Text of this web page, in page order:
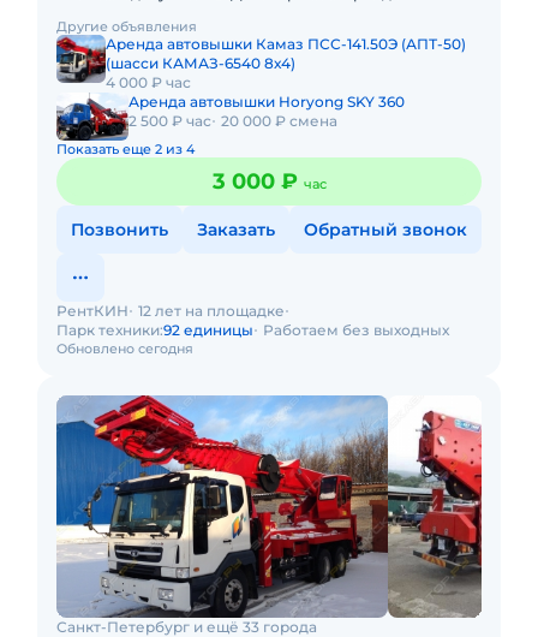
Другие объявления
Аренда автовышки Камаз ПСС-141.50Э (АПТ-50)
(шасси КАМАЗ-6540 8х4)
4 000 ₽ час
Аренда автовышки Horyong SKY 360
2 500 ₽ час 20 000 ₽ смена
Показать еще 2 из 4
3 000 ₽ час
Позвонить Заказать Обратный звонок
Обновлено сегодня
РентКИН 12 лет на площадке
Парк техники:92 единицы Работаем без выходных
Санкт-Петербург и ещё 33 города